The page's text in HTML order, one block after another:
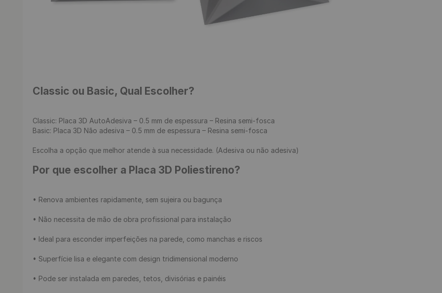
Classic ou Basic, Qual Escolher?
Classic: Placa 3D AutoAdesiva – 0.5 mm de espessura – Resina semi-fosca
Basic: Placa 3D Não adesiva – 0.5 mm de espessura – Resina semi-fosca
Escolha a opção que melhor atende à sua necessidade. (Adesiva ou não adesiva)
Por que escolher a Placa 3D Poliestireno?
• Renova ambientes rapidamente, sem sujeira ou bagunça
• Não necessita de mão de obra profissional para instalação
• Ideal para esconder imperfeições na parede, como manchas e riscos
• Superfície lisa e elegante com design tridimensional moderno
• Pode ser instalada em paredes, tetos, divisórias e painéis